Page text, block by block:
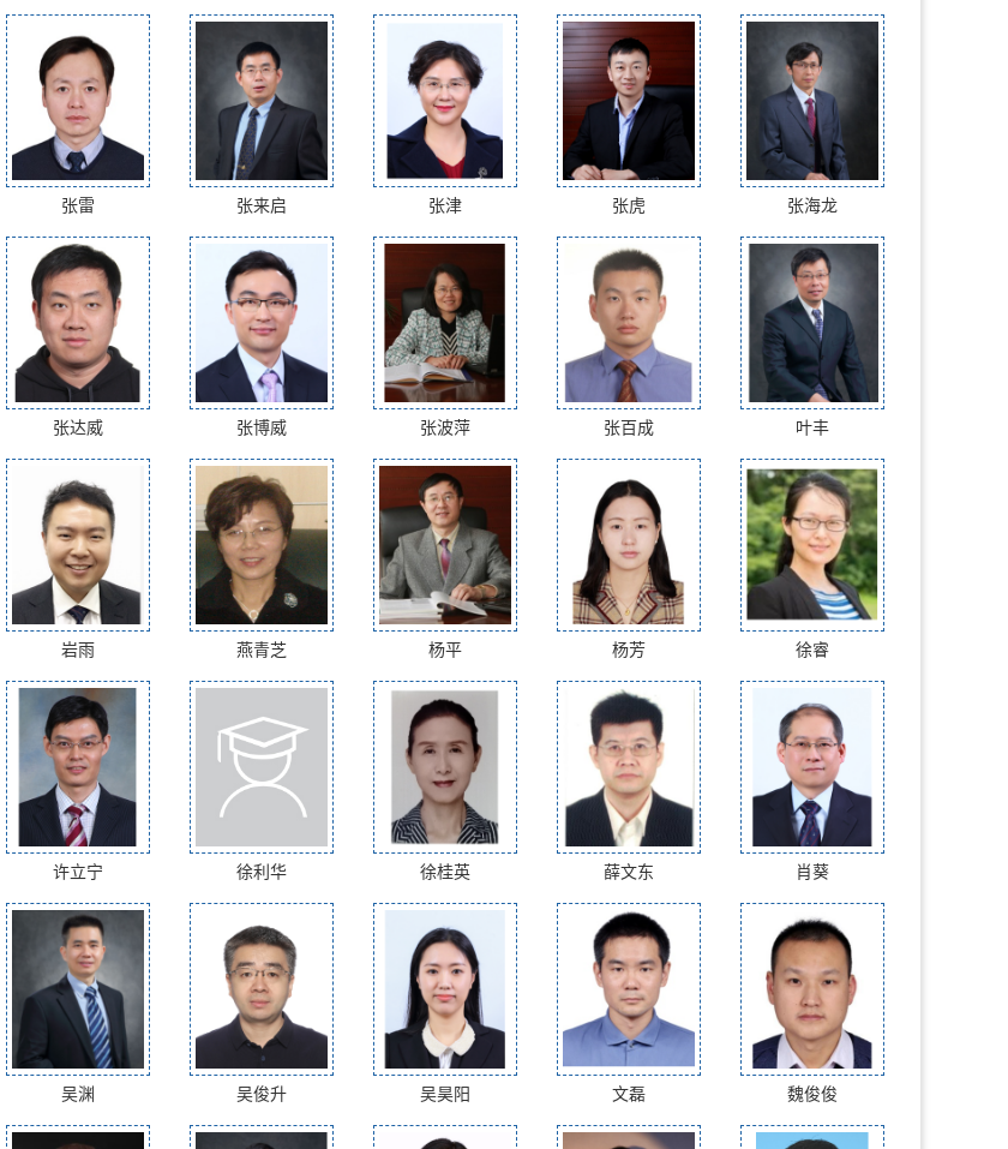
张雷 张来启 张津 张虎 张海龙
张达威 张博威 张波萍 张百成 叶丰
岩雨 燕青芝 杨平 杨芳 徐睿
许立宁 徐利华 徐桂英 薛文东 肖葵
吴渊 吴俊升 吴昊阳 文磊 魏俊俊